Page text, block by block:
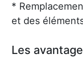
*
et des
Les